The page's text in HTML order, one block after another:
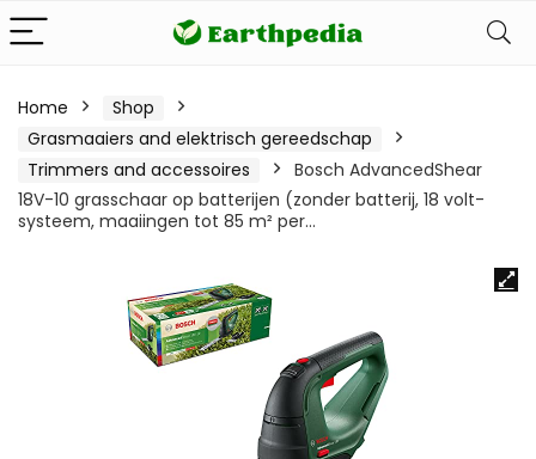
Home
Shop
Grasmaaiers and elektrisch gereedschap
Trimmers and accessoires
Bosch AdvancedShear
18V-10 grasschaar op batterijen (zonder batterij, 18 volt-
systeem, maaiingen tot 85 m² per…